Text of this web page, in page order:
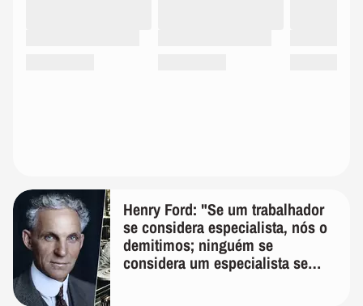
Henry Ford: "Se um trabalhador
se considera especialista, nós o
demitimos; ninguém se
considera um especialista se